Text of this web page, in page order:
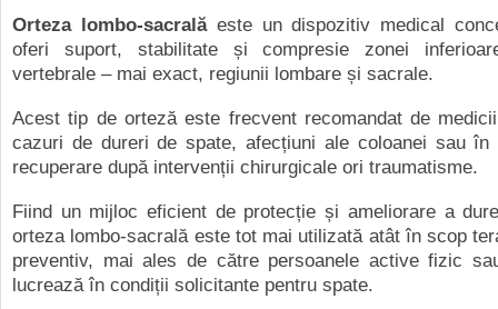
Orteza lombo-sacralăeste un dispozitiv medical
oferi suport, stabilitate și compresie zonei
vertebrale – mai exact, regiunii lombare și sacrale.
Acest tip de orteză este frecvent recomandat de
cazuri de dureri de spate, afecțiuni ale coloanei sau în
recuperare după intervenții chirurgicale ori traumatisme.
Fiind un mijloc eficient de protecție și ameliorare a
orteza lombo-sacrală este tot mai utilizată atât în scop
preventiv, mai ales de către persoanele active fizic
lucrează în condiții solicitante pentru spate.